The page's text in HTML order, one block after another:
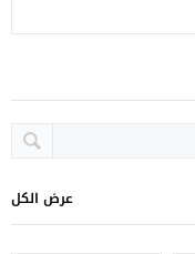
عرض الكل